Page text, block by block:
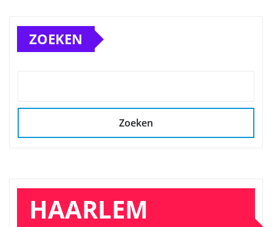
ZOEKEN
Zoeken
HAARLEM